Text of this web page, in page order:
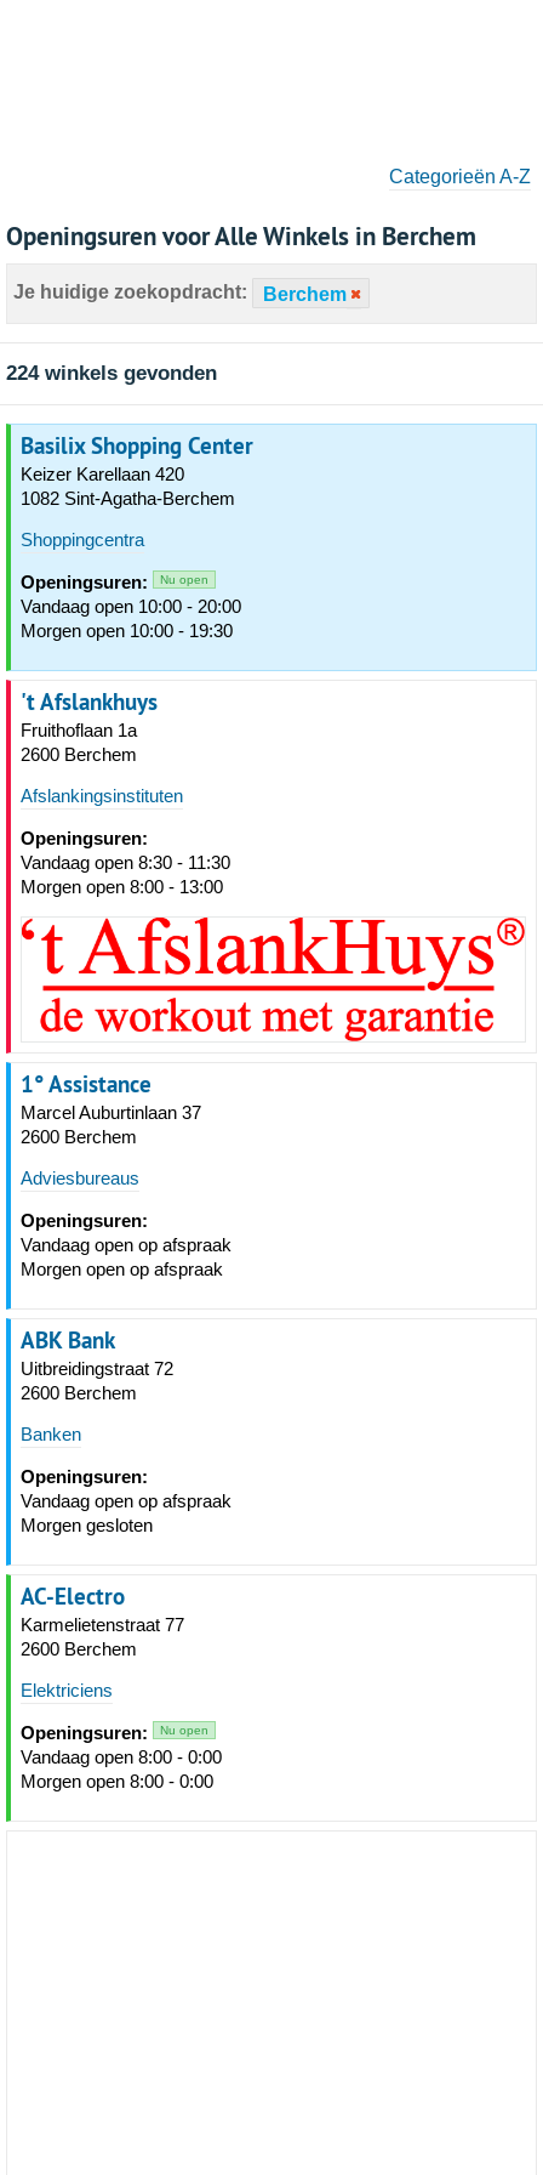
Categorieën A-Z
Openingsuren voor Alle Winkels in Berchem
Je huidige zoekopdracht: Berchem
224 winkels gevonden
Basilix Shopping Center
Keizer Karellaan 420
1082 Sint-Agatha-Berchem
Shoppingcentra
Openingsuren: Nu open
Vandaag open 10:00 - 20:00
Morgen open 10:00 - 19:30
't Afslankhuys
Fruithoflaan 1a
2600 Berchem
Afslankingsinstituten
Openingsuren:
Vandaag open 8:30 - 11:30
Morgen open 8:00 - 13:00
1° Assistance
Marcel Auburtinlaan 37
2600 Berchem
Adviesbureaus
Openingsuren:
Vandaag open op afspraak
Morgen open op afspraak
ABK Bank
Uitbreidingstraat 72
2600 Berchem
Banken
Openingsuren:
Vandaag open op afspraak
Morgen gesloten
AC-Electro
Karmelietenstraat 77
2600 Berchem
Elektriciens
Openingsuren: Nu open
Vandaag open 8:00 - 0:00
Morgen open 8:00 - 0:00